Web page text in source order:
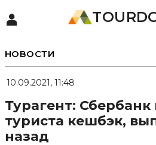
НОВОСТИ
10.09.2021, 11:48
Турагент:
туриста кешбэк,
назад